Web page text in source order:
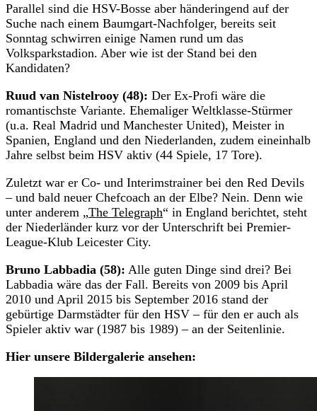
Parallel sind die HSV-Bosse aber händeringend auf der
Suche nach einem Baumgart-Nachfolger, bereits seit
Sonntag schwirren einige Namen rund um das
Volksparkstadion. Aber wie ist der Stand bei den
Kandidaten?
Ruud van Nistelrooy (48): Der Ex-Profi wäre die
romantischste Variante. Ehemaliger Weltklasse-Stürmer
(u.a. Real Madrid und Manchester United), Meister in
Spanien, England und den Niederlanden, zudem eineinhalb
Jahre selbst beim HSV aktiv (44 Spiele, 17 Tore).
Zuletzt war er Co- und Interimstrainer bei den Red Devils
– und bald neuer Chefcoach an der Elbe? Nein. Denn wie
unter anderem „The Telegraph“ in England berichtet, steht
der Niederländer kurz vor der Unterschrift bei Premier-
League-Klub Leicester City.
Bruno Labbadia (58): Alle guten Dinge sind drei? Bei
Labbadia wäre das der Fall. Bereits von 2009 bis April
2010 und April 2015 bis September 2016 stand der
gebürtige Darmstädter für den HSV – für den er auch als
Spieler aktiv war (1987 bis 1989) – an der Seitenlinie.
Hier unsere Bildergalerie ansehen: